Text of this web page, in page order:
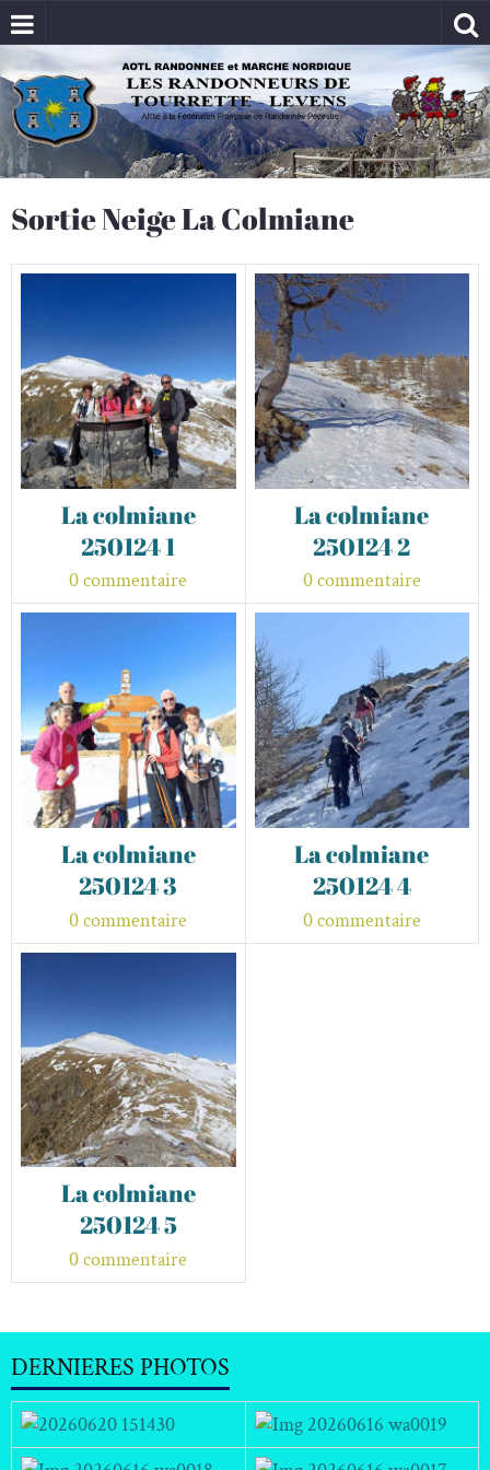
Sortie Neige La Colmiane
La colmiane
250124 1
0 commentaire
La colmiane
250124 2
0 commentaire
La colmiane
250124 3
0 commentaire
La colmiane
250124 4
0 commentaire
La colmiane
250124 5
0 commentaire
DERNIERES PHOTOS